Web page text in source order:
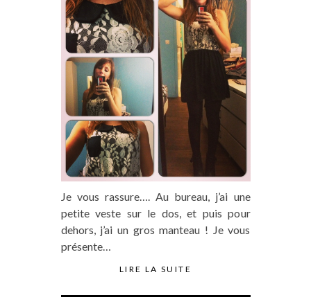
Je vous rassure…. Au bureau, j’ai une
petite veste sur le dos, et puis pour
dehors, j’ai un gros manteau ! Je vous
présente…
LIRE LA SUITE